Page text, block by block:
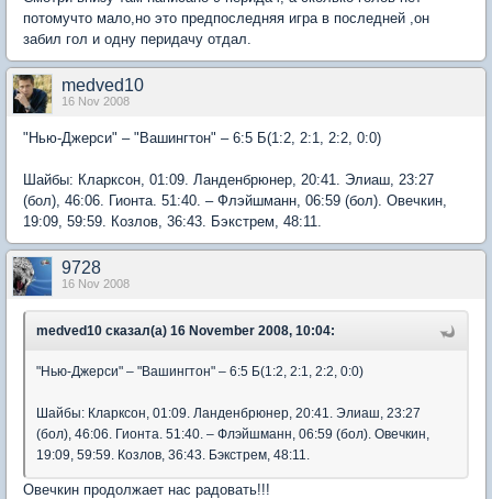
потомучто мало,но это предпоследняя игра в последней ,он
забил гол и одну перидачу отдал.
medved10
16 Nov 2008
"Нью-Джерси" – "Вашингтон" – 6:5 Б(1:2, 2:1, 2:2, 0:0)
Шайбы: Кларксон, 01:09. Ланденбрюнер, 20:41. Элиаш, 23:27
(бол), 46:06. Гионта. 51:40. – Флэйшманн, 06:59 (бол). Овечкин,
19:09, 59:59. Козлов, 36:43. Бэкстрем, 48:11.
9728
16 Nov 2008
medved10 сказал(а) 16 November 2008, 10:04:
"Нью-Джерси" – "Вашингтон" – 6:5 Б(1:2, 2:1, 2:2, 0:0)
Шайбы: Кларксон, 01:09. Ланденбрюнер, 20:41. Элиаш, 23:27
(бол), 46:06. Гионта. 51:40. – Флэйшманн, 06:59 (бол). Овечкин,
19:09, 59:59. Козлов, 36:43. Бэкстрем, 48:11.
Овечкин продолжает нас радовать!!!